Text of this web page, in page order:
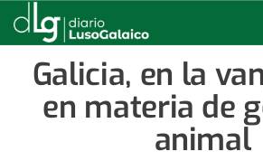
Galicia, en la
en materia de
animal